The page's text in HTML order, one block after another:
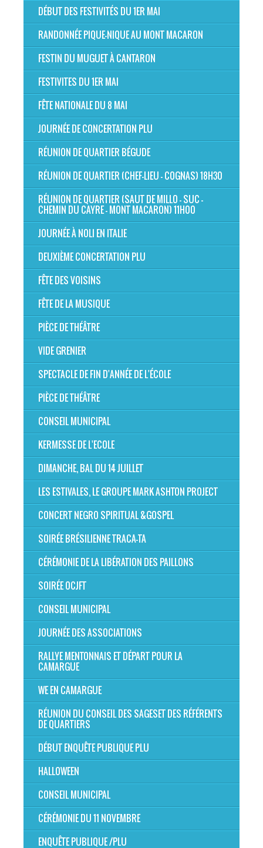
DÉBUT DES FESTIVITÉS DU 1ER MAI
RANDONNÉE PIQUE-NIQUE AU MONT MACARON
FESTIN DU MUGUET À CANTARON
FESTIVITES DU 1ER MAI
FÊTE NATIONALE DU 8 MAI
JOURNÉE DE CONCERTATION PLU
RÉUNION DE QUARTIER BÉGUDE
RÉUNION DE QUARTIER (CHEF-LIEU - COGNAS) 18H30
RÉUNION DE QUARTIER (SAUT DE MILLO - SUC -
CHEMIN DU CAYRE - MONT MACARON) 11H00
JOURNÉE À NOLI EN ITALIE
DEUXIÈME CONCERTATION PLU
FÊTE DES VOISINS
FÊTE DE LA MUSIQUE
PIÈCE DE THÉÂTRE
VIDE GRENIER
SPECTACLE DE FIN D'ANNÉE DE L'ÉCOLE
PIÈCE DE THÉÂTRE
CONSEIL MUNICIPAL
KERMESSE DE L'ECOLE
DIMANCHE, BAL DU 14 JUILLET
LES ESTIVALES, LE GROUPE MARK ASHTON PROJECT
CONCERT NEGRO SPIRITUAL &GOSPEL
SOIRÉE BRÉSILIENNE TRACA-TA
CÉRÉMONIE DE LA LIBÉRATION DES PAILLONS
SOIRÉE OCJFT
CONSEIL MUNICIPAL
JOURNÉE DES ASSOCIATIONS
RALLYE MENTONNAIS ET DÉPART POUR LA
CAMARGUE
WE EN CAMARGUE
RÉUNION DU CONSEIL DES SAGESET DES RÉFÉRENTS
DE QUARTIERS
DÉBUT ENQUÊTE PUBLIQUE PLU
HALLOWEEN
CONSEIL MUNICIPAL
CÉRÉMONIE DU 11 NOVEMBRE
ENQUÊTE PUBLIQUE /PLU